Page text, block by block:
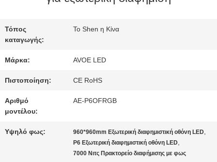
ΕΡΓΟΣΤΆΣΙΟ
ΈΛΕΓΧΟΣ
ΕΠΙΚΟΙΝΩΝΉΣΤΕ
Τόπος
καταγωγής:
Το Shen η Κίνα
Μάρκα: AVOE LED
Πιστοποίηση: CE RoHS
Αριθμό
μοντέλου:
AE-P6OFRGB
Υψηλό φως: 960*960mm Εξωτερική διαφημιστική οθόνη LED,
P6 Εξωτερική διαφημιστική οθόνη LED,
7000 Νιτς Πρακτορείο διαφήμισης με φως